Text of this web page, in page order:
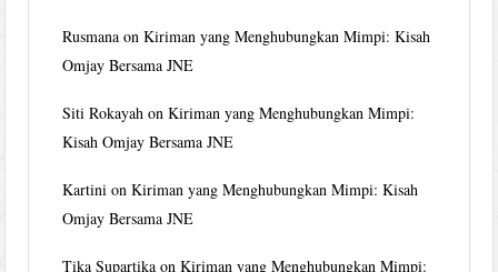
Rusmana onKiriman yang Menghubungkan Mimpi: Kisah
Omjay Bersama JNE
Siti Rokayah onKiriman yang Menghubungkan Mimpi:
Kisah Omjay Bersama JNE
Kartini onKiriman yang Menghubungkan Mimpi: Kisah
Omjay Bersama JNE
Tika Supartika onKiriman yang Menghubungkan Mimpi: